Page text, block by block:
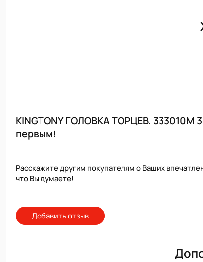
KINGTONY ГОЛОВКА ТОРЦЕВ. 333010M
первым!
Расскажите другим покупателям о Ваших
что Вы думаете!
Добавить отзыв